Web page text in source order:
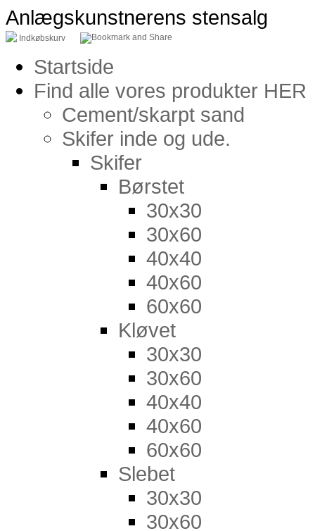
Anlægskunstnerens stensalg
Indkøbskurv
Startside
Find alle vores produkter HER
Cement/skarpt sand
Skifer inde og ude.
Skifer
Børstet
30x30
30x60
40x40
40x60
60x60
Kløvet
30x30
30x60
40x40
40x60
60x60
Slebet
30x30
30x60